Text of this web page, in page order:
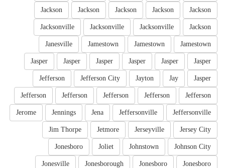
Jackson
Jackson
Jackson
Jackson
Jackson
Jackson
Jacksonville
Jacksonville
Jacksonville
Jamestown
Jamestown
Jamestown
Janesville
Jasper
Jasper
Jasper
Jasper
Jasper
Jasper
Jasper
Jay
Jayton
Jefferson City
Jefferson
Jefferson
Jefferson
Jefferson
Jefferson
Jefferson
Jeffersonville
Jeffersonville
Jena
Jennings
Jerome
Jersey City
Jerseyville
Jetmore
Jim Thorpe
Johnson City
Johnstown
Joliet
Jonesboro
Jonesboro
Jonesboro
Jonesborough
Jonesville